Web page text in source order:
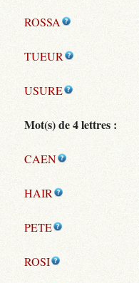
ROSSA
TUEUR
USURE
Mot(s) de 4 lettres :
CAEN
HAIR
PETE
ROSI